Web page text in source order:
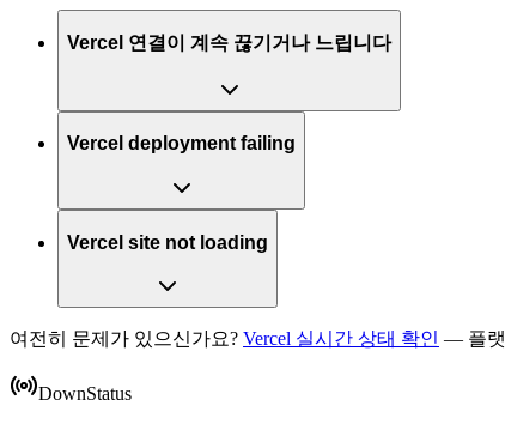
Vercel 연결이 계속 끊기거나 느립니다
Vercel deployment failing
Vercel site not loading
여전히 문제가 있으신가요? Vercel 실시간 상태 확인 — 플랫
DownStatus